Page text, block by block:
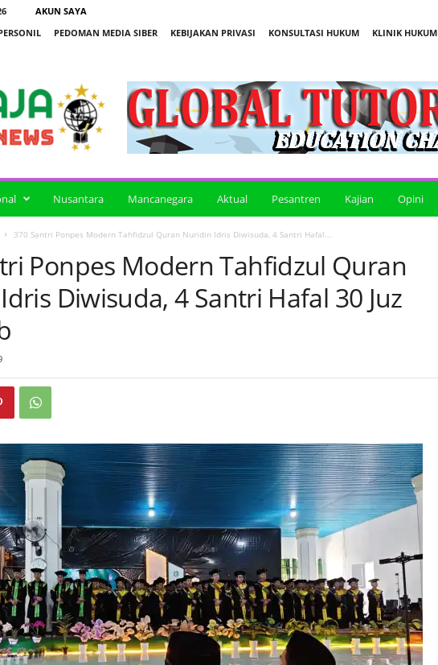
AKUN SAYA
PEDOMAN MEDIA SIBER KEBIJAKAN PRIVASI KONSULTASI HUKUM KLINIK HUKUM
Nusantara Mancanegara Aktual Pesantren Kajian Opini
370 Santri Ponpes Modern Tahfidzul Quran Nuridin Idris Diwisuda, 4 Santri Hafal...
Ponpes Modern Tahfidzul Quran
Diwisuda, 4 Santri Hafal 30 Juz